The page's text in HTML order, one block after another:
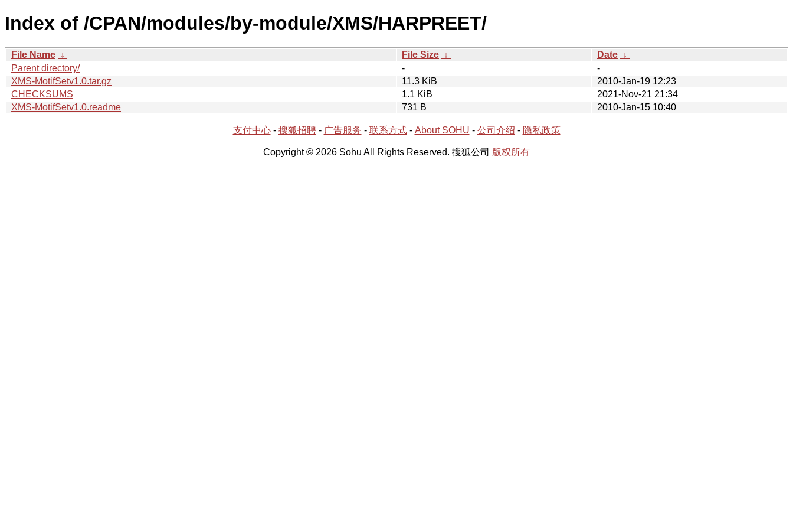
Index of /CPAN/modules/by-module/XMS/HARPREET/
File Name ↓ File Size ↓ Date ↓
Parent directory/
-
-
XMS-MotifSetv1.0.tar.gz
11.3 KiB
2010-Jan-19 12:23
CHECKSUMS
1.1 KiB
2021-Nov-21 21:34
XMS-MotifSetv1.0.readme
731 B 2010-Jan-15 10:40
支付中心- 搜狐招聘- 广告服务 - 联系方式- About SOHU - 公司介绍 - 隐私政策
Copyright © 2026 Sohu All Rights Reserved. 搜狐公司 版权所有